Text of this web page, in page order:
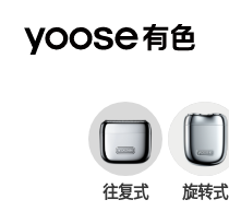
往复式 旋转式